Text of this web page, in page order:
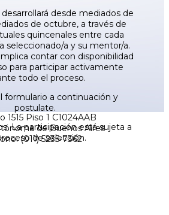
desde mediados de
de octubre, a través de
quincenales entre cada
seleccionado/a y su mentor/a.
contar con disponibilidad
para participar activamente
todo el proceso.
formulario a continuación y
postulate.
La participación está sujeta a
de selección.
1515 Piso 1 C1024AAB
de Buenos Aires
(011) 5235-7362